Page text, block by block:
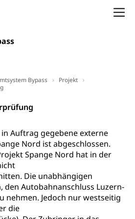
Bypass
Projekt
Auftrag gegebene externe
Nord ist abgeschlossen.
Spange Nord hat in der
Die unabhängigen
den Autobahnanschluss Luzern-
nehmen. Jedoch nur westseitig
die
(WAS Luzern)
der Wirtschaftsförderung
- Wissenswertes
berufliche
(gruezi.lu.ch)
Wissenschaftsmarketing,
Klima
Landwirtschaft und
Universität Luzern unilu
und Weiterbildung
Bildungsweg,
Zusatzlehre, Höhere
nach Lehre,
und Unterstützung,
Erwachsene